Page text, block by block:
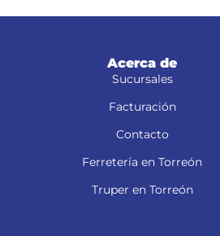
Acerca de
Sucursales
Facturación
Contacto
Ferretería en Torreón
Truper en Torreón